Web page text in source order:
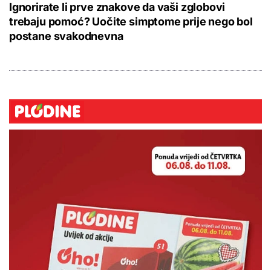
Ignorirate li prve znakove da vaši zglobovi
trebaju pomoć? Uočite simptome prije nego bol
postane svakodnevna